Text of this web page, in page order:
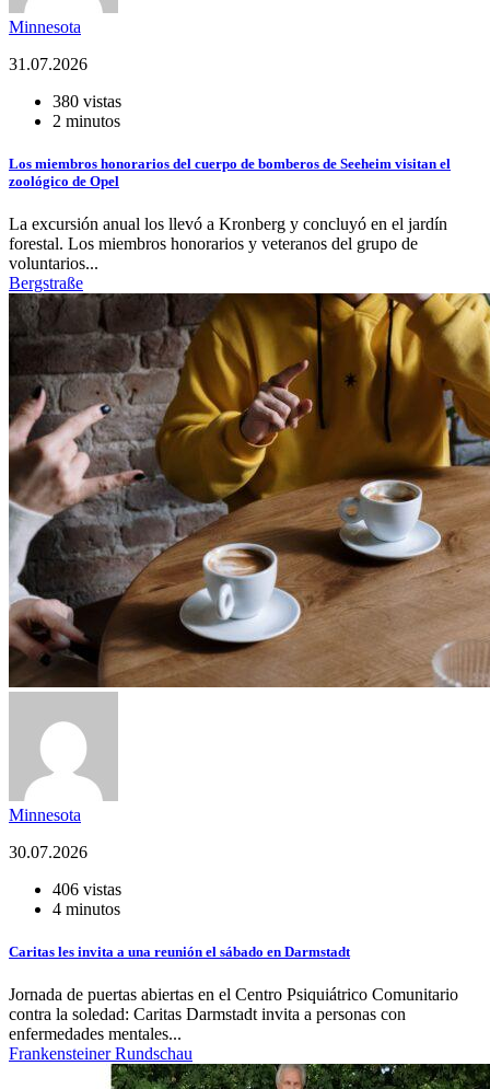
Minnesota
31.07.2026
380 vistas
2 minutos
Los miembros honorarios del cuerpo de bomberos de Seeheim visitan el
zoológico de Opel
La excursión anual los llevó a Kronberg y concluyó en el jardín
forestal. Los miembros honorarios y veteranos del grupo de
voluntarios...
Bergstraße
Minnesota
30.07.2026
406 vistas
4 minutos
Caritas les invita a una reunión el sábado en Darmstadt
Jornada de puertas abiertas en el Centro Psiquiátrico Comunitario
contra la soledad: Caritas Darmstadt invita a personas con
enfermedades mentales...
Frankensteiner Rundschau